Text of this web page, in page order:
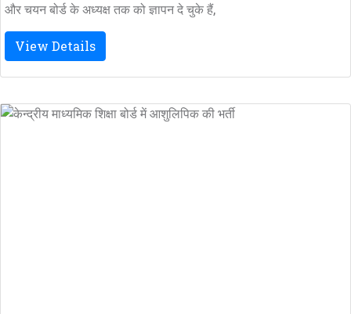
और चयन बोर्ड के अध्यक्ष तक को ज्ञापन दे चुके हैं,
View Details